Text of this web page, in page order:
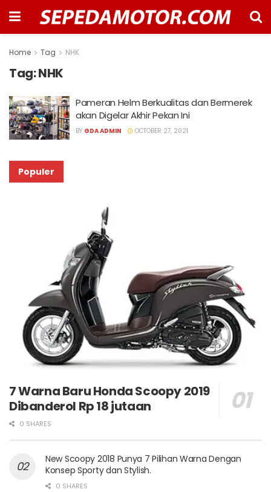
Home Tag NHK
Tag:NHK
Pameran Helm Berkualitas dan Bermerek
akan Digelar Akhir Pekan Ini
BY GDA ADMIN OCTOBER 27, 2021
Populer
7 Warna Baru Honda Scoopy 2019
Dibanderol Rp 18 jutaan
0 SHARES
New Scoopy 2018 Punya 7 Pilihan Warna Dengan
Konsep Sporty dan Stylish.
0 SHARES